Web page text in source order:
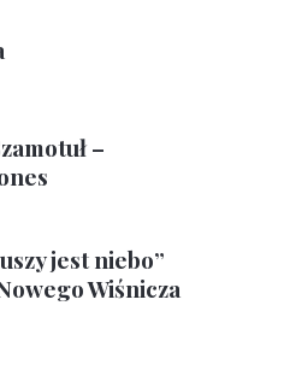
–
jest niebo”
Wiśnicza